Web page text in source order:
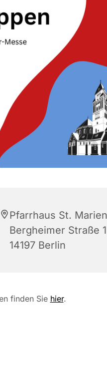
Pfarrhaus St.
Bergheimer Straße
14197 Berlin
finden Sie hier.